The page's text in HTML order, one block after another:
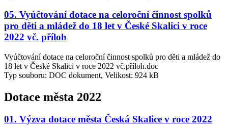
05. Vyúčtování dotace na celoroční činnost spolků
pro děti a mládež do 18 let v České Skalici v roce
2022 vč. příloh
Vyúčtování dotace na celoroční činnost spolků pro děti a mládež do
18 let v České Skalici v roce 2022 vč.příloh.doc
Typ souboru: DOC dokument, Velikost: 924 kB
Dotace města 2022
01. Výzva dotace města Česká Skalice v roce 2022